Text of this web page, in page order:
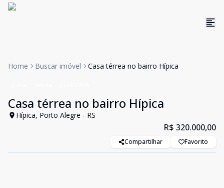
Home Buscar imóvel Casa térrea no bairro Hípica
Casa térrea no bairro Hípica
Hípica, Porto Alegre - RS
R$ 320.000,00
Compartilhar Favorito